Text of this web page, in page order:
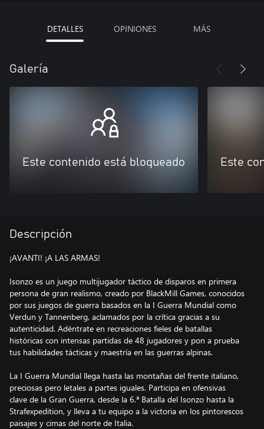
DETALLES OPINIONES MÁS
Galería
Este contenido está bloqueado Este
Descripción
¡AVANTI! ¡A LAS ARMAS!
Isonzo es un juego multijugador táctico de disparos en primera
persona de gran realismo, creado por BlackMill Games, conocidos
por sus juegos de guerra basados en la I Guerra Mundial como
Verdun y Tannenberg, aclamados por la crítica gracias a su
autenticidad. Adéntrate en recreaciones fieles de batallas
históricas con intensas partidas de 48 jugadores y pon a prueba
tus habilidades tácticas y maestría en las guerras alpinas.
La I Guerra Mundial llega hasta las montañas del frente italiano,
preciosas pero letales a partes iguales. Participa en ofensivas
clave de la Gran Guerra, desde la 6.ª Batalla del Isonzo hasta la
Strafexpedition, y lleva a tu equipo a la victoria en los pintorescos
paisajes y cimas del norte de Italia.